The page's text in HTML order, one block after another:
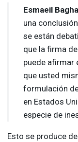
Esmaeil
una
se están
que la firma
puede afirmar
que usted
formulación
en Estados
especie de
Esto se produce